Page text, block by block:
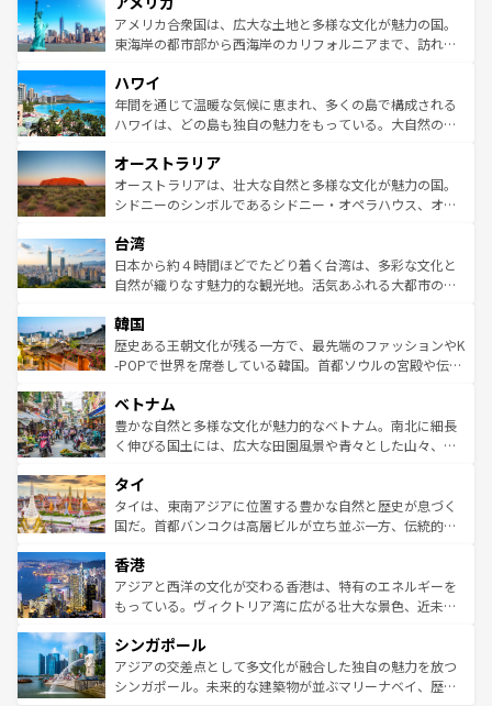
博物館もあり、アルプス観光だけでなく町歩きも満喫する
ことができる。国民の所得が高いため物価も高いが、旅行
ば市内交通費無料で観光を楽しむこともできる。 なお、新
着のスイス情報はコンテンツ一覧 を参照してほしい。
アメリカ合衆国は、広大な土地と多様な文化が魅力の国。
東海岸の都市部から西海岸のカリフォルニアまで、訪れる
のような巨大都市は、観光、ショッピング、エンターテイ
ンメントが詰まった刺激的なスポットだ。一方、アメリカ
西部には大自然が広がり、グランドキャニオンやイエロー
部のニューオーリンズでは、音楽と美食が融合した独特の
文化が魅力。旅行者はアメリカの各地域で異なる魅力を楽
しみながら、その多様性と豊かな歴史を感じることができ
ならではの贅沢な旅のスタイルだ。 なお、新着のアメリカ
情報はコンテンツ一覧を参照してほしい。
ハワイ
年間を通じて温暖な気候に恵まれ、多くの島で構成される
ハワイは、どの島も独自の魅力をもっている。大自然の神
ワイ島は見逃せない。また、定番の観光地といえばオアフ
島だが、静かな自然を求めるならマウイ島やカウアイ島が
おすすめ。エメラルドグリーンに輝く海をはじめ、豊かな
れるおもてなしの心で訪れる人々を迎えてくれるハワイの
人々、おいしいローカルフードやハワイアンミュージッ
ク、伝統的なフラダンスなど、すべてがハワイの魅力を彩
ワイを、存分に味わってほしい。 なお、新着のハワイ情報
はコンテンツ一覧を参照してほしい。
オーストラリア
オーストラリアは、壮大な自然と多様な文化が魅力の国。
シドニーのシンボルであるシドニー・オペラハウス、オー
リアリーフや大陸中央部にそびえるウルル（エアーズロッ
ク）、タスマニアの美しい原生林やケアンズの熱帯雨林な
ど、見どころがたくさん。また、カフェやワイン、オージ
いる。アクティビティも充実しており、サーフィンやダイ
ビング、ハイキングなど、アウトドア好きにはたまらな
い。オーストラリアの多彩な魅力を存分に味わいつくそ
参照してほしい。
台湾
日本から約４時間ほどでたどり着く台湾は、多彩な文化と
自然が織りなす魅力的な観光地。活気あふれる大都市の台
ン）、静ひつな山岳地帯である台湾東部など、都市の喧騒
と山間の静けさが共存しており、訪れる人に新しい発見と
驚きをもたらしてくれる。また、奥深い台湾の食文化も魅
容にもいいと評判のスイーツなど、バラエティ豊かな料理
が味わえる。 なお、新着の台湾情報は コンテンツ一覧を参
照してほしい。
韓国
歴史ある王朝文化が残る一方で、最先端のファッションやK
-POPで世界を席巻している韓国。首都ソウルの宮殿や伝統
き、地方に足を延ばせば四季折々の自然美を楽しむことが
できる。そして、キムチや焼肉、絶品のストリートフード
まで、さまざまな韓国料理が待っている。夜には、韓国な
リティに包まれながら、韓国の多彩な魅力を心ゆくまで味
わってみてほしい。 なお、新着の韓国情報はコンテンツ一
覧を参照してほしい。
ベトナム
豊かな自然と多様な文化が魅力的なベトナム。南北に細長
く伸びる国土には、広大な田園風景や青々とした山々、世
急速な発展と共に伝統が息づく。ハノイの古い町並みやホ
ーチミン市のフランス統治時代の建物も、独特の雰囲気を
醸し出している。また、バラエティの豊かさとおいしさで
とつ。フォーやバインミー、ベトナムコーヒーなどは、ぜ
ひ現地で味わいたい。どの地域を訪れてもあたたかい人々
が旅行者を迎えてくれるので、きっと忘れられない旅にな
参照してほしい。
タイ
タイは、東南アジアに位置する豊かな自然と歴史が息づく
国だ。首都バンコクは高層ビルが立ち並ぶ一方、伝統的な
の活気が交差している。北部ではチェンマイなどの山岳地
帯で自然と触れ合い、南部ではプーケットやクラビの美し
いビーチでリゾート気分を楽しむことができる。タイ料理
激する。気候は一年中温暖で、どの季節にも異なる楽しみ
が待っている。親しみやすいタイの人々、仏教を中心とし
た文化、そして多様な観光資源が、訪れる旅人を魅了し続
香港
アジアと西洋の文化が交わる香港は、特有のエネルギーを
もっている。ヴィクトリア湾に広がる壮大な景色、近未来
み、どこを訪れても感動するはず。観光スポットが密集し
ており、効率よく見どころを回れるのも魅力。息をのむよ
うな絶景から文化的な体験まで、香港を存分に楽しみ尽く
シンガポール
アジアの交差点として多文化が融合した独自の魅力を放つ
シンガポール。未来的な建築物が並ぶマリーナベイ、歴史